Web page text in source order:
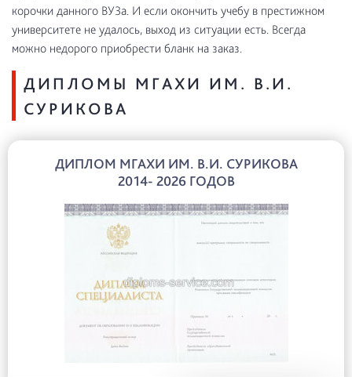
корочки данного ВУЗа. И если окончить учебу в престижном
университете не удалось, выход из ситуации есть. Всегда
можно недорого приобрести бланк на заказ.
ДИПЛОМЫ МГАХИ ИМ. В.И.
СУРИКОВА
ДИПЛОМ МГАХИ ИМ. В.И. СУРИКОВА
2014- 2026 ГОДОВ